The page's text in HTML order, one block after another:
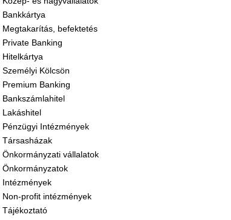
Bankkártya
Megtakarítás, befektetés
Private Banking
Hitelkártya
Személyi Kölcsön
Premium Banking
Bankszámlahitel
Lakáshitel
Pénzügyi Intézmények
Társasházak
Önkormányzati vállalatok
Önkormányzatok
Intézmények
Non-profit intézmények
Tájékoztató